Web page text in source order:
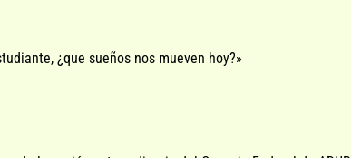
¿que sueños nos mueven hoy?»